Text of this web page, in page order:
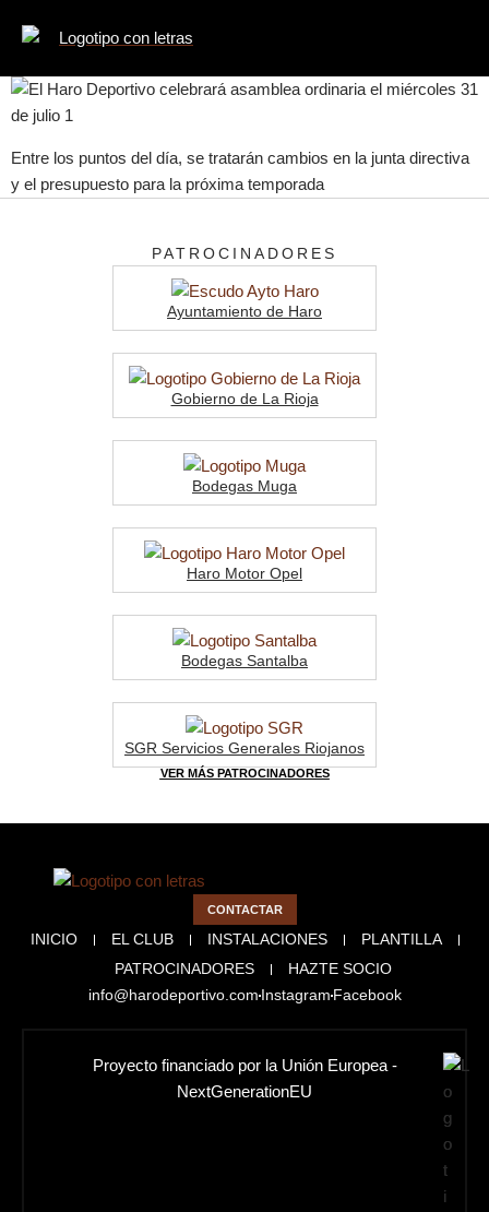
Entre los puntos del día, se tratarán cambios en la junta directiva
y el presupuesto para la próxima temporada
PATROCINADORES
Ayuntamiento de Haro
Gobierno de La Rioja
Bodegas Muga
Haro Motor Opel
Bodegas Santalba
SGR Servicios Generales Riojanos
VER MÁS PATROCINADORES
CONTACTAR
INICIO EL CLUB INSTALACIONES
PLANTILLA
PATROCINADORES
HAZTE SOCIO
info@harodeportivo.comInstagramFacebook
Proyecto financiado por la Unión Europea -
NextGenerationEU